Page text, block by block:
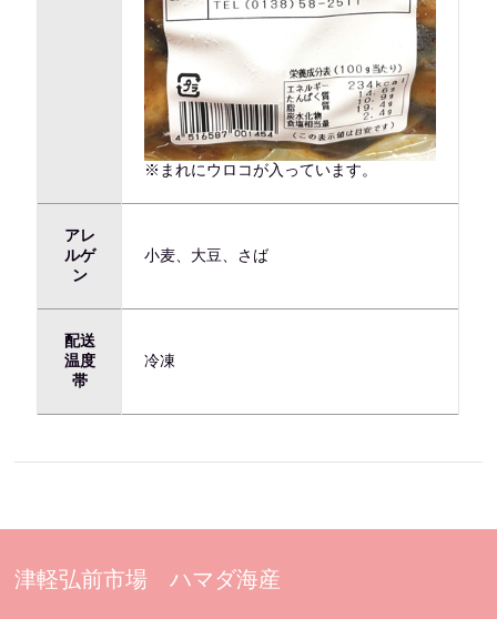
※まれにウロコが入っています。
アレ
ルゲ
ン
小麦、大豆、さば
配送
温度
帯
冷凍
津軽弘前市場 ハマダ海産